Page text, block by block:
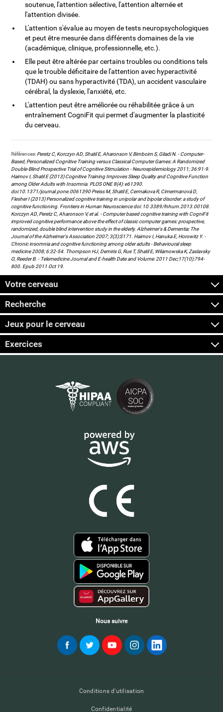
soutenue, l'attention sélective, l'attention alternée et
l'attention divisée.
L'attention s'évalue au moyen de tests neuropsychologiques
et peut être mesurée dans différents domaines de la vie
(académique, clinique, professionnelle, etc.).
Elle peut être altérée par certains troubles ou conditions tels
que le trouble déficitaire de l'attention avec hyperactivité
(TDAH) ou sans hyperactivité (TDA), un accident vasculaire
cérébral, la dyslexie, l'anxiété, etc.
L'attention peut être améliorée ou réhabilitée grâce à un
entraînement CogniFit qui permet d'augmenter la plasticité
du cerveau.
Références: Peretz C, Korczyn AD, Shatil E, Aharonson V, Birnboim S, Giladi N. - Computer-
Based, Personalized Cognitive Training versus Classical Computer Games: A Randomized
Double-Blind Prospective Trial of Cognitive Stimulation - Neuroepidemiology 2011; 36:91-9.
Haimov I, Shatil E (2013) Cognitive Training Improves Sleep Quality and Cognitive Function
among Older Adults with Insomnia. PLOS ONE 8(4): e61390.
doi:10.1371/journal.pone.0061390 Preiss M, Shatil E, Cermakova R, Cimermanová D,
Flesher I (2013) Personalized cognitive training in unipolar and bipolar disorder: a study of
cognitive functioning. Frontiers in Human Neuroscience doi: 10.3389/fnhum.2013.00108.
Korczyn AD, Peretz C, Aharonson V, et al. - Computer based cognitive training with CogniFit
improved cognitive performance above the effect of classic computer games: prospective,
randomized, double blind intervention study in the elderly. Alzheimer's & Dementia: The
Journal of the Alzheimer's Association 2007; 3(3):S171. Haimov I, Hanuka E, Horowitz Y. -
Chronic insomnia and cognitive functioning among older adults - Behavioural sleep
medicine 2008; 6:32-54. Thompson HJ, Demiris G, Rue T, Shatil E, Wilamowska K, Zaslavsky
O, Reeder B. - Telemedicine Journal and E-health Date and Volume: 2011 Dec;17(10):794-
800. Epub 2011 Oct 19.
Votre cerveau
Recherche
Jeux pour le cerveau
Exercices
Nous suivre
Conditions d'utilisation
Confidentialité